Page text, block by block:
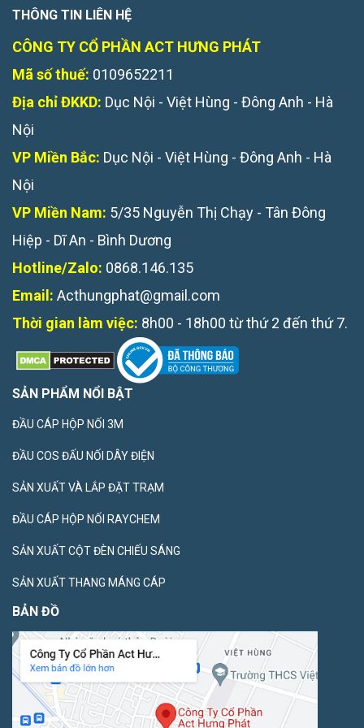
THÔNG TIN LIÊN HỆ
CÔNG TY CỔ PHẦN ACT HƯNG PHÁT
Mã số thuế: 0109652211
Địa chỉ ĐKKD: Dục Nội - Việt Hùng - Đông Anh - Hà
Nội
VP Miền Bắc: Dục Nội - Việt Hùng - Đông Anh - Hà
Nội
VP Miền Nam: 5/35 Nguyễn Thị Chạy - Tân Đông
Hiệp - Dĩ An - Bình Dương
Hotline/Zalo: 0868.146.135
Email: Acthungphat@gmail.com
Thời gian làm việc: 8h00 - 18h00 từ thứ 2 đến thứ 7.
SẢN PHẨM NỔI BẬT
ĐẦU CÁP HỘP NỐI 3M
ĐẦU COS ĐẤU NỐI DÂY ĐIỆN
SẢN XUẤT VÀ LẮP ĐẶT TRẠM
ĐẦU CÁP HỘP NỐI RAYCHEM
SẢN XUẤT CỘT ĐÈN CHIẾU SÁNG
SẢN XUẤT THANG MÁNG CÁP
BẢN ĐỒ